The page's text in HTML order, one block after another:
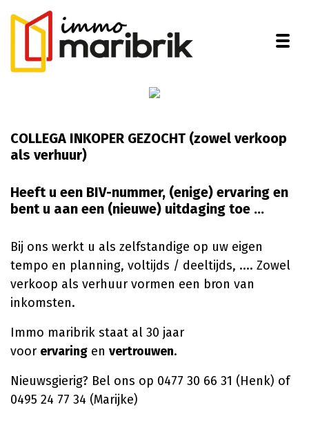
COLLEGA INKOPER GEZOCHT (zowel verkoop
als verhuur)
Heeft u een BIV-nummer, (enige) ervaring en
bent u aan een (nieuwe) uitdaging toe ...
Bij ons werkt u als zelfstandige op uw eigen
tempo en planning, voltijds / deeltijds, .... Zowel
verkoop als verhuur vormen een bron van
inkomsten.
Immo maribrik staat al 30 jaar
voor ervaring en vertrouwen.
Nieuwsgierig? Bel ons op 0477 30 66 31 (Henk) of
0495 24 77 34 (Marijke)